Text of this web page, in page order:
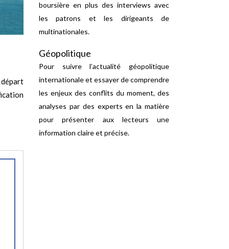
départ
boursière en plus des interviews avec
les patrons et les dirigeants de
multinationales.
Géopolitique
Pour suivre l’actualité géopolitique
internationale et essayer de comprendre
les enjeux des conflits du moment, des
analyses par des experts en la matière
pour présenter aux lecteurs une
information claire et précise.